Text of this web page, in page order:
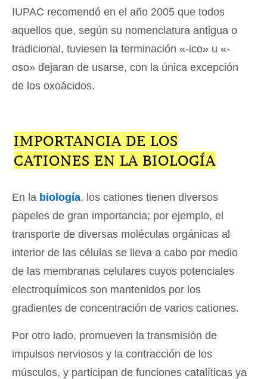
IUPAC recomendó en el año 2005 que todos
aquellos que, según su nomenclatura antigua o
tradicional, tuviesen la terminación «-ico» u «-
oso» dejaran de usarse, con la única excepción
de los oxoácidos.
IMPORTANCIA DE LOS
CATIONES EN LA BIOLOGÍA
En la biología, los cationes tienen diversos
papeles de gran importancia; por ejemplo, el
transporte de diversas moléculas orgánicas al
interior de las células se lleva a cabo por medio
de las membranas celulares cuyos potenciales
electroquímicos son mantenidos por los
gradientes de concentración de varios cationes.
Por otro lado, promueven la transmisión de
impulsos nerviosos y la contracción de los
músculos, y participan de funciones catalíticas ya